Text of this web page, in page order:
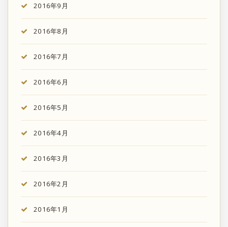
2016年9月
2016年8月
2016年7月
2016年6月
2016年5月
2016年4月
2016年3月
2016年2月
2016年1月